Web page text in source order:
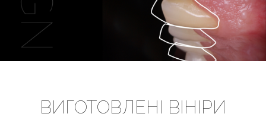
ВИГОТОВЛЕНІ ВІНІРИ